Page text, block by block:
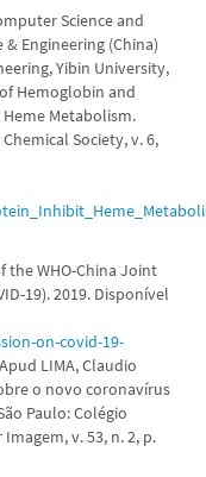
Science and
Engineering (China)
Yibin University,
Hemoglobin and
Metabolism.
Society, v. 6,
the WHO-China Joint
19). 2019. Disponível
on-covid-19-
LIMA, Claudio
o novo coronavírus
Paulo: Colégio
v. 53, n. 2, p.